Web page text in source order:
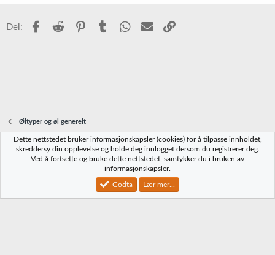
s
Del: Facebook
Reddit PinterestTumblr WhatsApp
E-post
Øltyper og øl generelt
Norbrygg-default
Vilkår og regler Personvernregler
Community platform by XenForo® © 2010-2023 XenForo Ltd.
Dette nettstedet bruker informasjonskapsler (cookies) for å tilpasse innholdet,
skreddersy din opplevelse og holde deg innlogget dersom du registrerer deg.
Ved å fortsette og bruke dette nettstedet, samtykker du i bruken av
informasjonskapsler.
Godta Lær mer...